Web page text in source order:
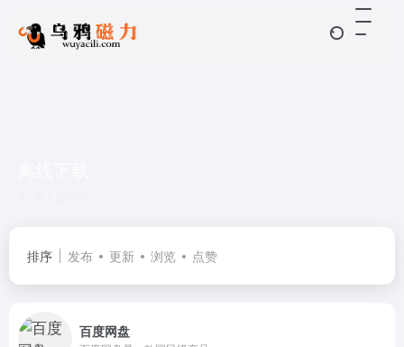
排序 发布 更新 浏览 点赞
百度网盘